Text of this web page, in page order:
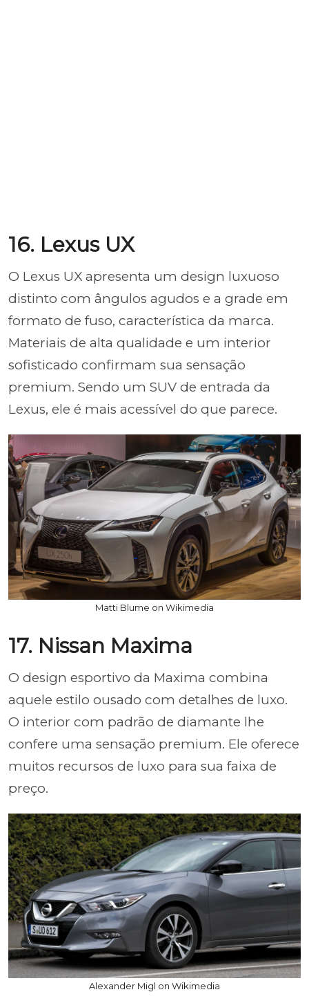
16. Lexus UX
O Lexus UX apresenta um design luxuoso
distinto com ângulos agudos e a grade em
formato de fuso, característica da marca.
Materiais de alta qualidade e um interior
sofisticado confirmam sua sensação
premium. Sendo um SUV de entrada da
Lexus, ele é mais acessível do que parece.
Matti Blume on Wikimedia
17. Nissan Maxima
O design esportivo da Maxima combina
aquele estilo ousado com detalhes de luxo.
O interior com padrão de diamante lhe
confere uma sensação premium. Ele oferece
muitos recursos de luxo para sua faixa de
preço.
Alexander Migl on Wikimedia